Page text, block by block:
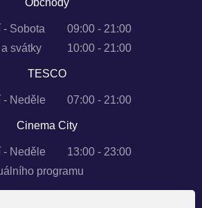
- Sobota
09:00 - 21:00
svátky
10:00 - 21:00
TESCO
- Neděle 07:00 - 21:00
Cinema City
- Neděle
13:00 - 23:00
programu